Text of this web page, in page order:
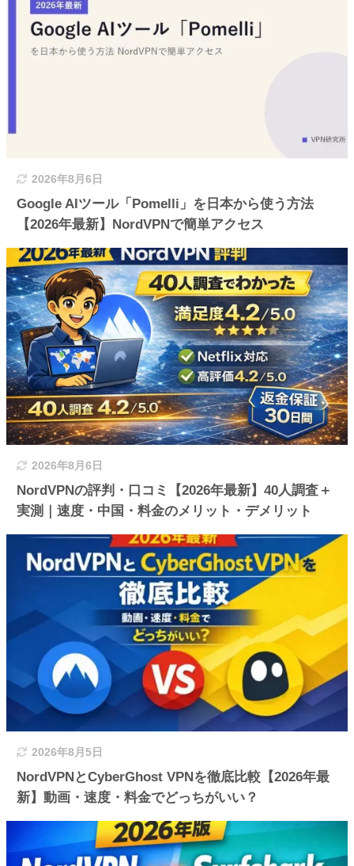
2026年8月6日
Google AIツール「Pomelli」を日本から使う方法
【2026年最新】NordVPNで簡単アクセス
2026年8月6日
NordVPNの評判・口コミ【2026年最新】40人調査＋
実測｜速度・中国・料金のメリット・デメリット
2026年8月5日
NordVPNとCyberGhost VPNを徹底比較【2026年最
新】動画・速度・料金でどっちがいい？